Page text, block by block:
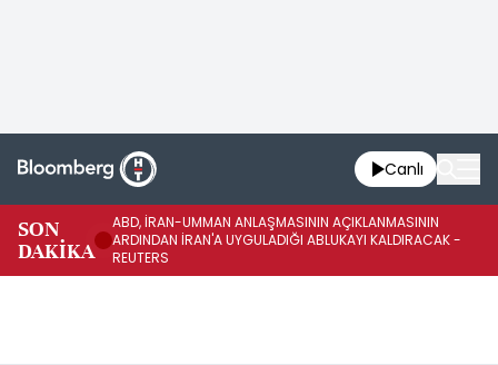
Canlı
SON
DAKİKA
ABD, İRAN-UMMAN ANLAŞMASININ AÇIKLANMASININ
ARDINDAN İRAN'A UYGULADIĞI ABLUKAYI KALDIRACAK -
REUTERS